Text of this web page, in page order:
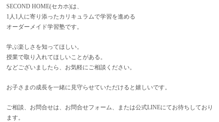
SECOND HOME(セカホ)は、
1人1人に寄り添ったカリキュラムで学習を進める
オーダーメイド学習塾です。
学ぶ楽しさを知ってほしい。
授業で取り入れてほしいことがある。
などございましたら、お気軽にご相談ください。
お子さまの成長を一緒に見守らせていただけると嬉しいです。
ご相談、お問合せは、お問合せフォーム、または公式LINEにてお待ちしており
ます。